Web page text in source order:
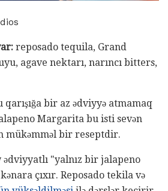
reposado tequila, Grand
agave nektarı, narıncı bitters,
qarışığa bir az ədviyyə atmamaq
Margarita bu isti sevən
mükəmməl bir reseptdir.
ədviyyatlı "yalnız bir jalapeno
çıxır. Reposado tekila və